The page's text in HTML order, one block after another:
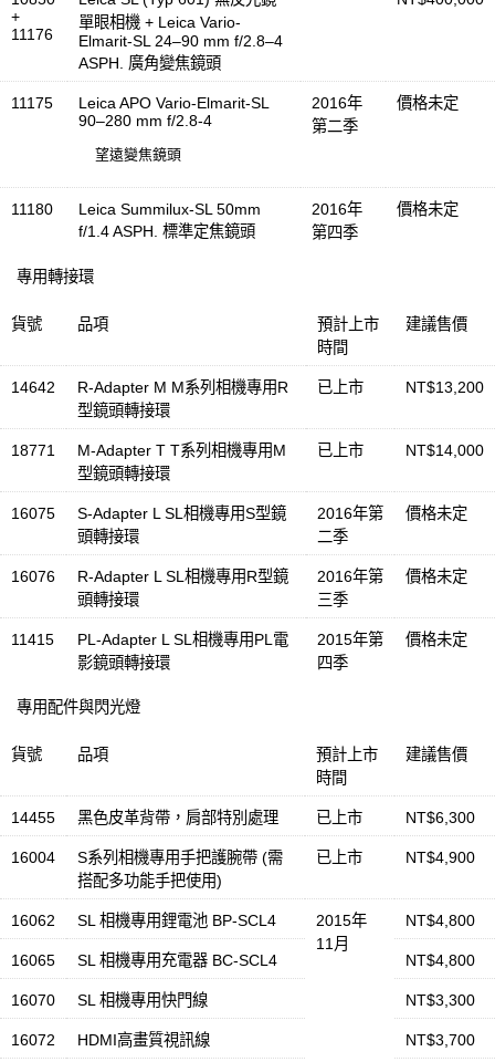
+
11176
單眼相機 + Leica Vario-
Elmarit-SL 24–90 mm f/2.8–4
ASPH. 廣角變焦鏡頭
11175
Leica APO Vario-Elmarit-SL
90–280 mm f/2.8-4
望遠變焦鏡頭
2016年
第二季
價格未定
11180
Leica Summilux-SL 50mm
f/1.4 ASPH. 標準定焦鏡頭
2016年
第四季
價格未定
專用轉接環
貨號 品項
預計上市
時間
建議售價
14642
R-Adapter M M系列相機專用R
型鏡頭轉接環
已上市 NT$13,200
18771
M-Adapter T T系列相機專用M
型鏡頭轉接環
已上市 NT$14,000
16075
S-Adapter L SL相機專用S型鏡
頭轉接環
2016年第
二季
價格未定
16076
R-Adapter L SL相機專用R型鏡
頭轉接環
2016年第
三季
價格未定
11415
PL-Adapter L SL相機專用PL電
影鏡頭轉接環
2015年第
四季
價格未定
專用配件與閃光燈
貨號 品項
預計上市
時間
建議售價
14455 黑色皮革背帶，肩部特別處理 已上市 NT$6,300
16004
S系列相機專用手把護腕帶 (需
搭配多功能手把使用)
已上市 NT$4,900
16062 SL 相機專用鋰電池 BP-SCL4
2015年
11月
NT$4,800
16065 SL 相機專用充電器 BC-SCL4 NT$4,800
16070 SL 相機專用快門線 NT$3,300
16072 HDMI高畫質視訊線 NT$3,700